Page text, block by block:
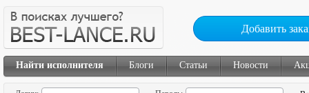
Добавить
Найти исполнителя Блоги Статьи Новости